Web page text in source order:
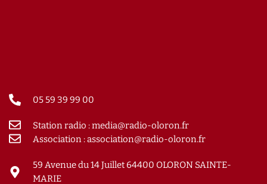
05 59 39 99 00
Station radio : media@radio-oloron.fr
Association : association@radio-oloron.fr
59 Avenue du 14 Juillet 64400 OLORON SAINTE-
MARIE